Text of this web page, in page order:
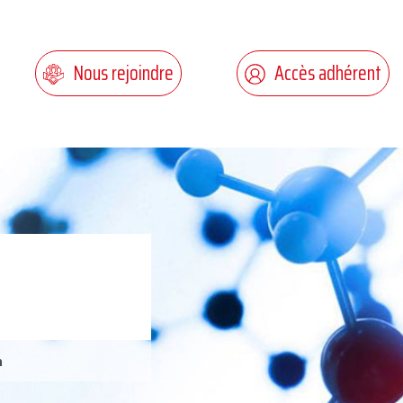
Nous rejoindre Accès adhérent